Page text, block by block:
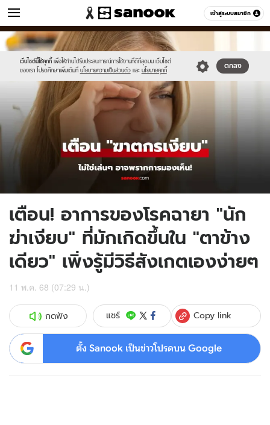
เข้าสู่ระบบสมาชิก
ข่าว หมวดอื่นๆ
เว็บไซต์นี้ใช้คุกกี้ เพื่อให้ท่านได้รับประสบการณ์การใช้งานที่ดีที่สุดบน เว็บไซต์
ของเรา โปรดศึกษาเพิ่มเติมที่ นโยบายความเป็นส่วนตัว และ นโยบายคุกกี้
ตกลง
Sanook
//s.isanook.com/sr/0/images/logo-
new-
sanook.png
600
60
//s.isanook.com/ns/0/ud/1957/9786050/newnew-
thumbnail1200x720(5).jpg
เตือน! อาการของโรคฉายา "นัก
ฆ่าเงียบ" ที่มักเกิดขึ้นใน "ตาข้าง
เดียว" เพิ่งรู้มีวิธีสังเกตเองง่ายๆ
11 พ.ค. 68 (07:29 น.)
กดฟัง แชร์ Copy link
ตั้ง Sanook เป็นข่าวโปรดบน Google